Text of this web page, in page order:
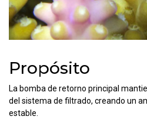
Propósito
La bomba de retorno principal
del sistema de filtrado, creando un
estable.